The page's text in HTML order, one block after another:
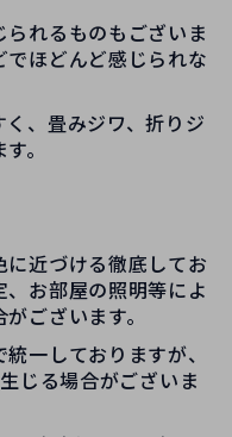
れるものもございま
ほどんど感じられな
、畳みジワ、折りジ
。
近づける徹底してお
お部屋の照明等によ
ございます。
一しておりますが、
じる場合がございま